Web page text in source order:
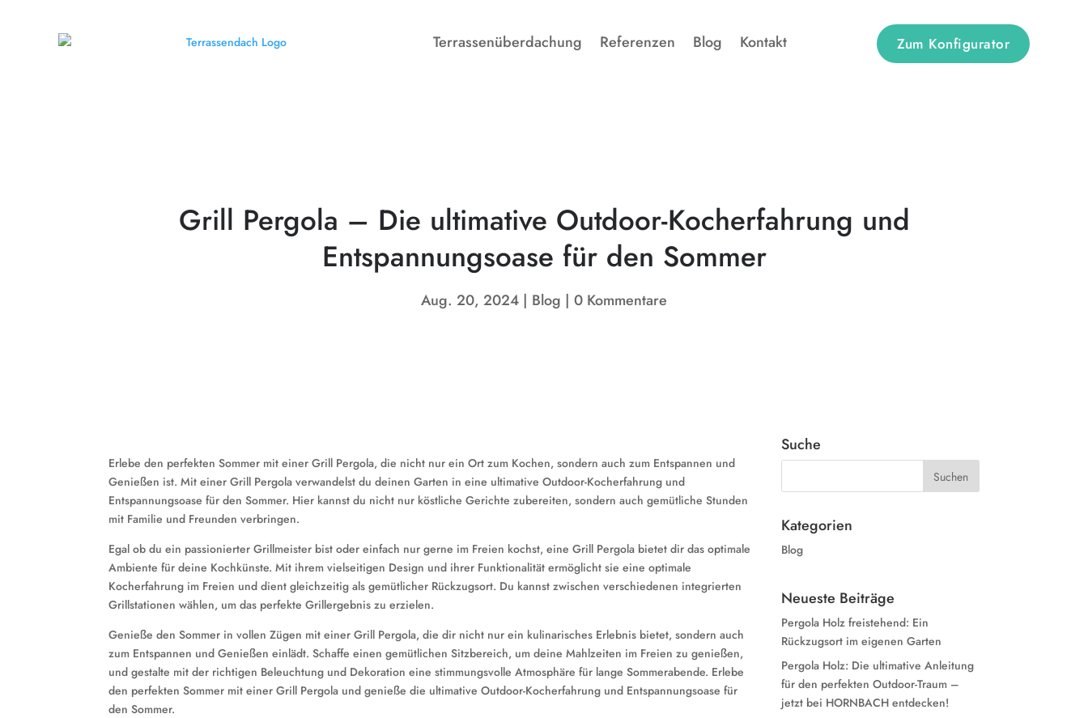
Terrassenüberdachung Referenzen Blog Kontakt Zum Konfigurator
Grill Pergola – Die ultimative Outdoor-Kocherfahrung und
Entspannungsoase für den Sommer
Aug. 20, 2024 Blog 0 Kommentare
Erlebe den perfekten Sommer mit einer Grill Pergola, die nicht nur ein Ort zum Kochen, sondern auch zum Entspannen und
Genießen ist. Mit einer Grill Pergola verwandelst du deinen Garten in eine ultimative Outdoor-Kocherfahrung und
Entspannungsoase für den Sommer. Hier kannst du nicht nur köstliche Gerichte zubereiten, sondern auch gemütliche Stunden
mit Familie und Freunden verbringen.
Egal ob du ein passionierter Grillmeister bist oder einfach nur gerne im Freien kochst, eine Grill Pergola bietet dir das optimale
Ambiente für deine Kochkünste. Mit ihrem vielseitigen Design und ihrer Funktionalität ermöglicht sie eine optimale
Kocherfahrung im Freien und dient gleichzeitig als gemütlicher Rückzugsort. Du kannst zwischen verschiedenen integrierten
Grillstationen wählen, um das perfekte Grillergebnis zu erzielen.
Genieße den Sommer in vollen Zügen mit einer Grill Pergola, die dir nicht nur ein kulinarisches Erlebnis bietet, sondern auch
zum Entspannen und Genießen einlädt. Schaffe einen gemütlichen Sitzbereich, um deine Mahlzeiten im Freien zu genießen,
und gestalte mit der richtigen Beleuchtung und Dekoration eine stimmungsvolle Atmosphäre für lange Sommerabende. Erlebe
den perfekten Sommer mit einer Grill Pergola und genieße die ultimative Outdoor-Kocherfahrung und Entspannungsoase für
den Sommer.
Suche
Kategorien
Blog
Neueste Beiträge
Pergola Holz freistehend: Ein
Rückzugsort im eigenen Garten
Pergola Holz: Die ultimative Anleitung
für den perfekten Outdoor-Traum –
jetzt bei HORNBACH entdecken!